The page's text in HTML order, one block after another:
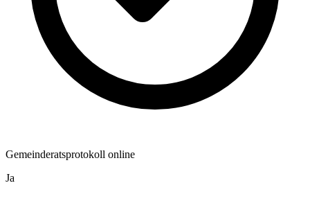
Gemeinderatsprotokoll online
Ja